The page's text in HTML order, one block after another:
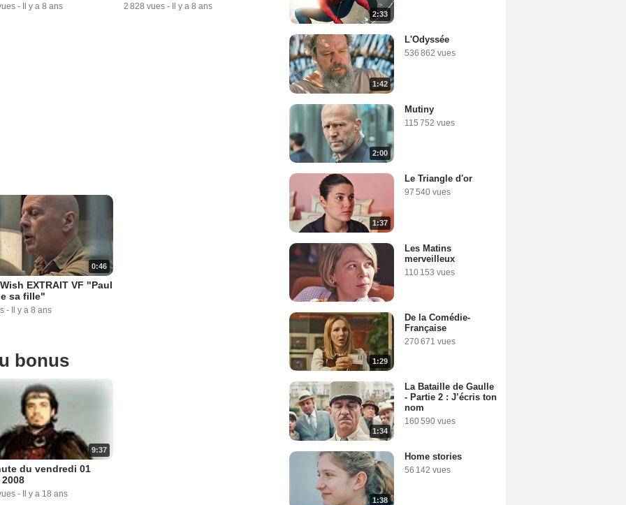
- Il y a 8 ans 2 828 vues - Il y a 8 ans
0:46
EXTRAIT VF "Paul
sa fille"
- Il y a 8 ans
bonus
9:37
du vendredi 01
- Il y a 18 ans
2:33
1:42
L'Odyssée
536 862 vues
2:00
Mutiny
115 752 vues
1:37
Le Triangle d'or
97 540 vues
Les Matins
merveilleux
110 153 vues
1:29
De la Comédie-
Française
270 671 vues
1:34
La Bataille de Gaulle
- Partie 2 : J’écris ton
nom
160 590 vues
1:38
Home stories
56 142 vues